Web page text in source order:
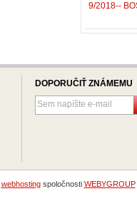
9/2018--
DOPORUČIŤ ZNÁMEMU
webhostingspoločnosti WEBYGROUP